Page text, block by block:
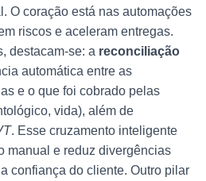
O coração está nas automações
riscos e aceleram entregas.
destacam-se: a reconciliação
automática entre as
e o que foi cobrado pelas
vida), além de
. Esse cruzamento inteligente
manual e reduz divergências
confiança do cliente. Outro pilar